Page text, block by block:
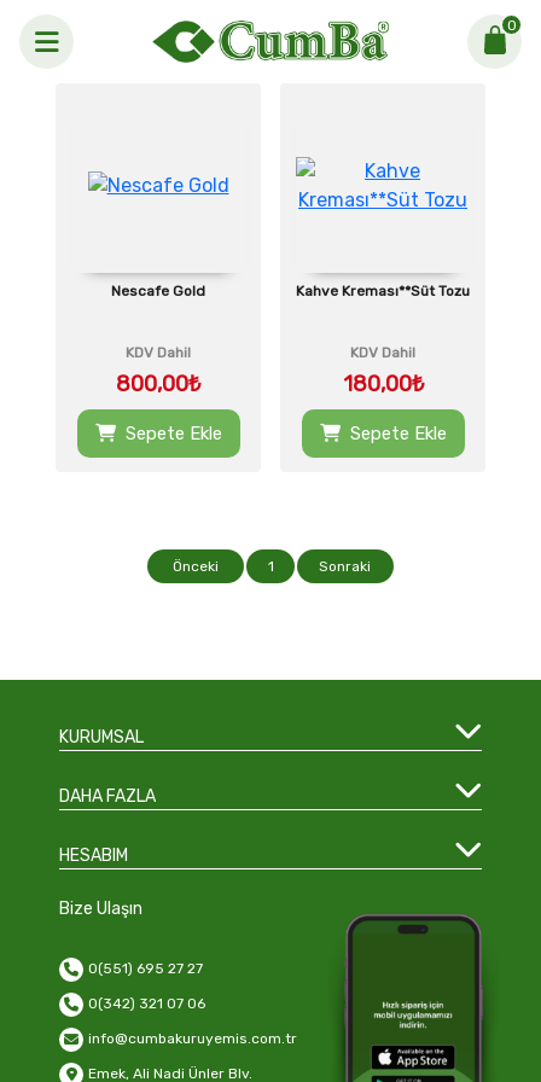
0
NESCAFE
Nescafe Gold
KDV Dahil
800,00₺
Sepete Ekle
Kahve Kreması**Süt Tozu
KDV Dahil
180,00₺
Sepete Ekle
Önceki 1 Sonraki
KURUMSAL
DAHA FAZLA
HESABIM
Bize Ulaşın
0(551) 695 27 27
0(342) 321 07 06
info@cumbakuruyemis.com.tr
Emek, Ali Nadi Ünler Blv.